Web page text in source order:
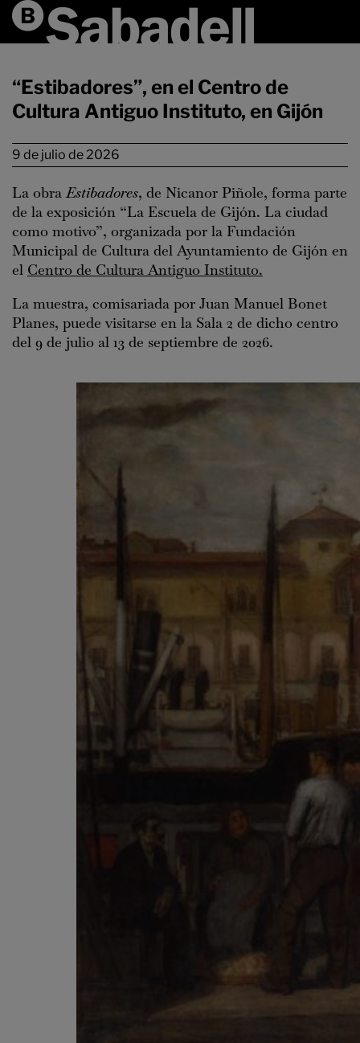
“Estibadores”, en el Centro de
Cultura Antiguo Instituto, en Gijón
9 de julio de 2026
La obraEstibadores, de Nicanor Piñole, forma parte
de la exposición “La Escuela de Gijón. La ciudad
como motivo”, organizada por la Fundación
Municipal de Cultura del Ayuntamiento de Gijón en
el Centro de Cultura Antiguo Instituto.
La muestra, comisariada por Juan Manuel Bonet
Planes, puede visitarse en la Sala 2 de dicho centro
del 9 de julio al 13 de septiembre de 2026.